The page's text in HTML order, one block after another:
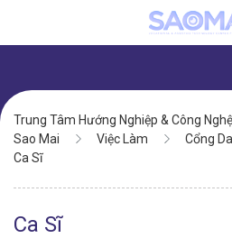
nội
Điều
hướng
Trung Tâm Hướng Nghiệp & Công
Sao Mai
Việc Làm
Cổng
Ca Sĩ
Ca Sĩ